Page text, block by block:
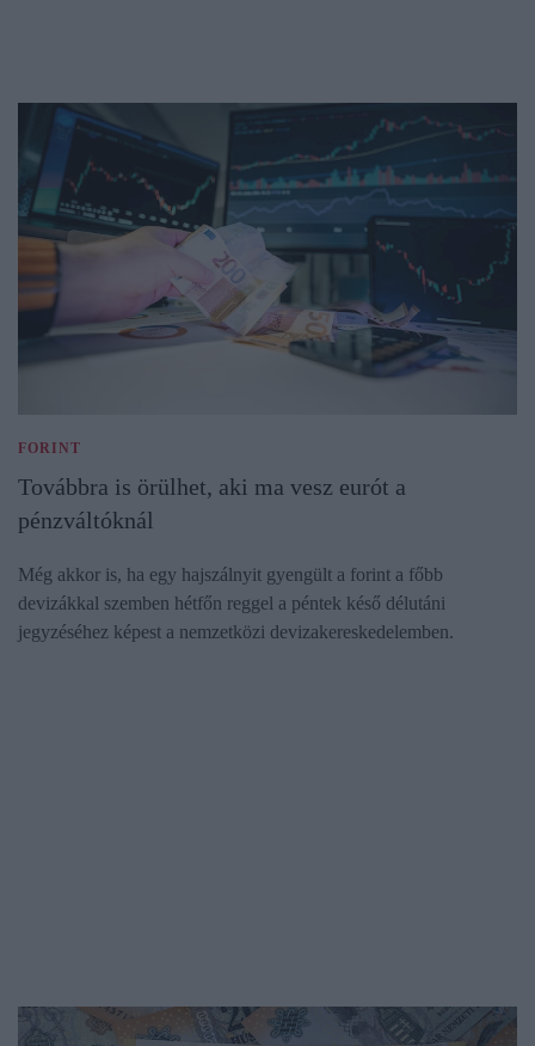
FORINT
Továbbra is örülhet, aki ma vesz eurót a
pénzváltóknál
Még akkor is, ha egy hajszálnyit gyengült a forint a főbb
devizákkal szemben hétfőn reggel a péntek késő délutáni
jegyzéséhez képest a nemzetközi devizakereskedelemben.